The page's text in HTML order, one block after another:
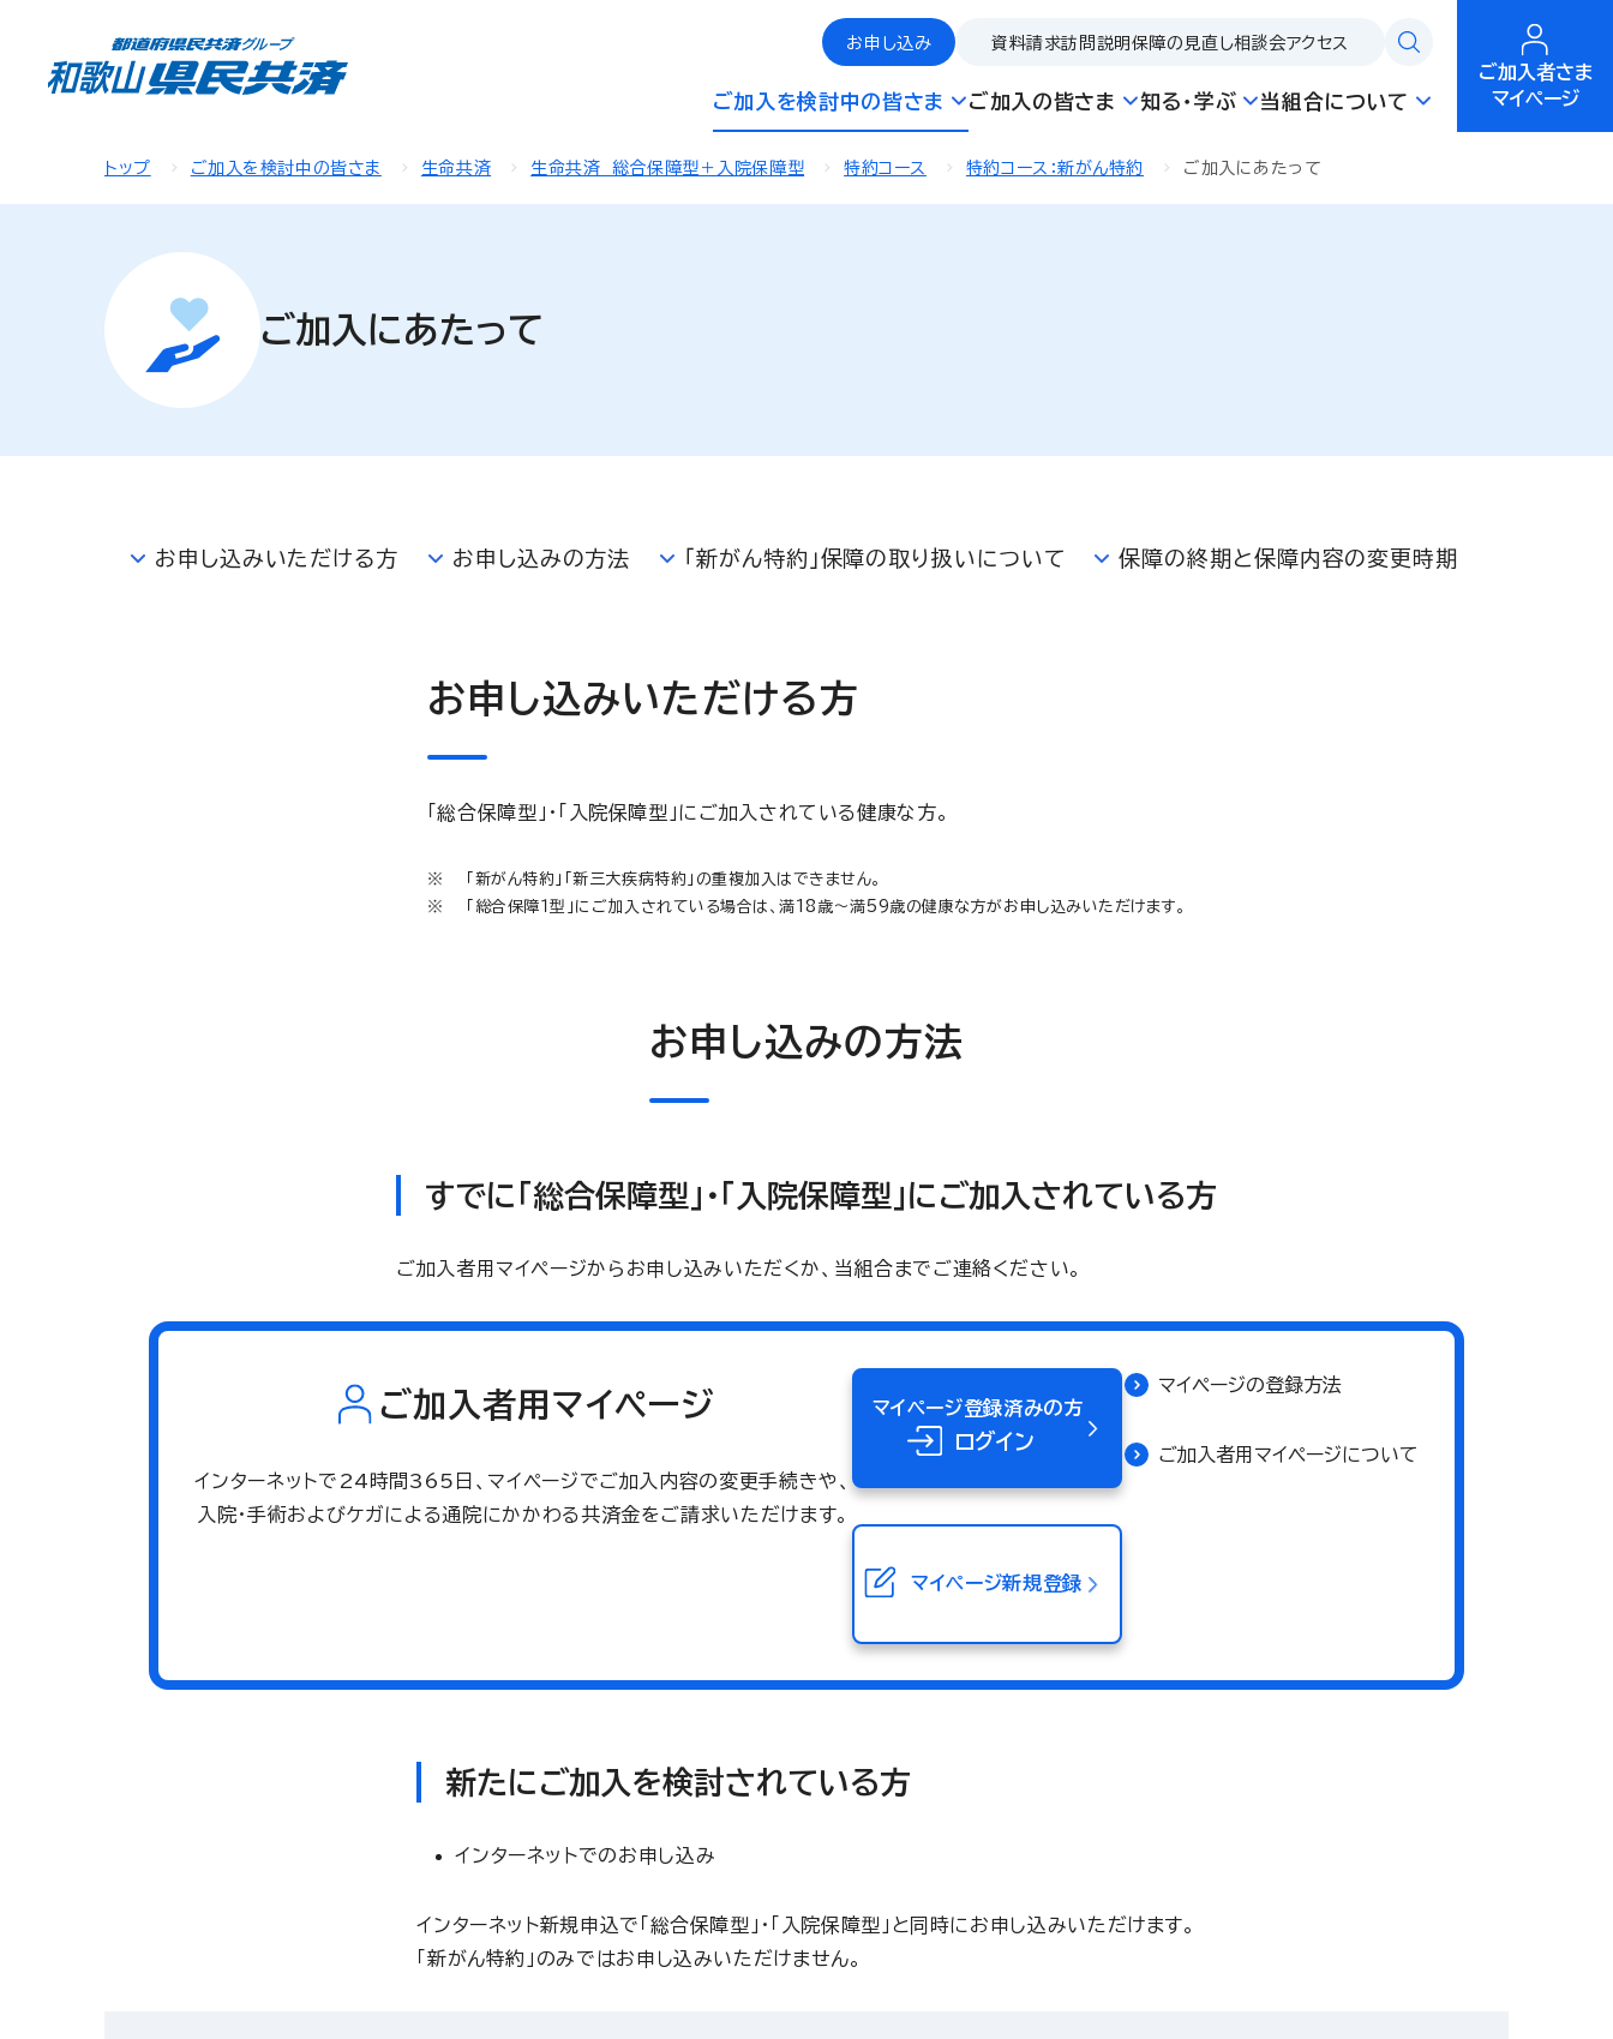
お申し込み 資料請求訪問説明 保障の見直し相談会アクセス
ご加入を検討中の皆さま ご加入の皆さま 知る・学ぶ 当組合について
ご加入者さま
マイページ
トップ ご加入を検討中の皆さま 生命共済 生命共済 総合保障型＋入院保障型 特約コース 特約コース：新がん特約 ご加入にあたって
ご加入にあたって
お申し込みいただける方 お申し込みの方法 「新がん特約」保障の取り扱いについて 保障の終期と保障内容の変更時期
お申し込みいただける方
「総合保障型」・「入院保障型」にご加入されている健康な方。
「新がん特約」「新三大疾病特約」の重複加入はできません。
「総合保障１型」にご加入されている場合は、満18歳～満59歳の健康な方がお申し込みいただけます。
お申し込みの方法
すでに「総合保障型」・「入院保障型」にご加入されている方
ご加入者用マイページからお申し込みいただくか、当組合までご連絡ください。
ご加入者用マイページ
インターネットで24時間365日、マイページでご加入内容の変更手続きや、
入院・手術およびケガによる通院にかかわる共済金をご請求いただけます。
マイページ登録済みの方
ログイン
マイページ新規登録
マイページの登録方法
ご加入者用マイページについて
新たにご加入を検討されている方
インターネットでのお申し込み
インターネット新規申込で「総合保障型」・「入院保障型」と同時にお申し込みいただけます。
「新がん特約」のみではお申し込みいただけません。